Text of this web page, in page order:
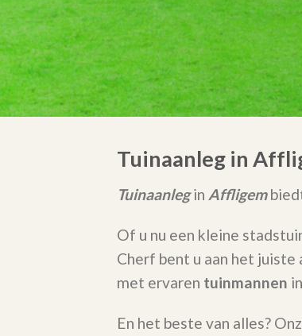
Tuinaanleg in
Tuinaanlegin Affligem
Of u nu een kleine
Cherf bent u aan het
met ervaren tuinmannen
En het beste van alles?